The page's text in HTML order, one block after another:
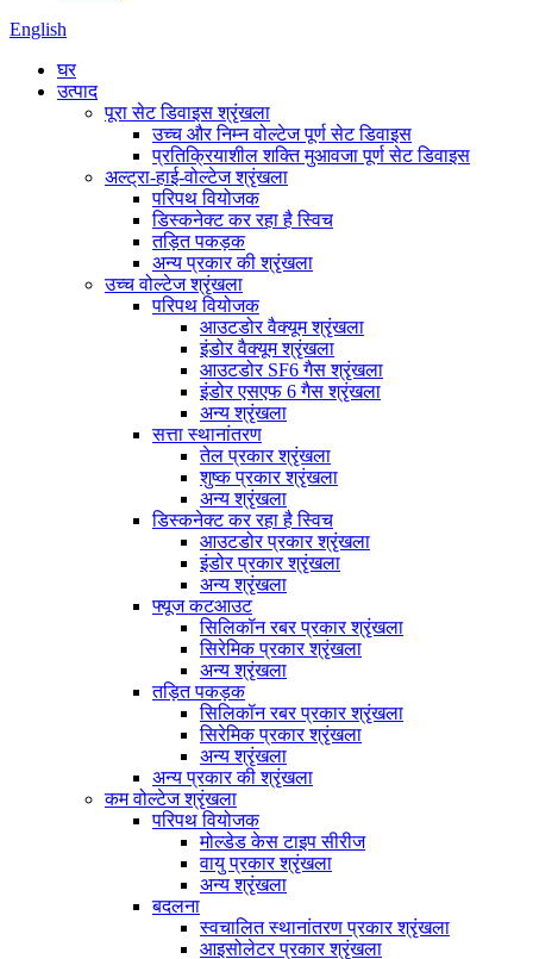
English
घर
उत्पाद
पूरा सेट डिवाइस श्रृंखला
उच्च और निम्न वोल्टेज पूर्ण सेट डिवाइस
प्रतिक्रियाशील शक्ति मुआवजा पूर्ण सेट डिवाइस
अल्ट्रा-हाई-वोल्टेज श्रृंखला
परिपथ वियोजक
डिस्कनेक्ट कर रहा है स्विच
तड़ित पकड़क
अन्य प्रकार की श्रृंखला
उच्च वोल्टेज श्रृंखला
परिपथ वियोजक
आउटडोर वैक्यूम श्रृंखला
इंडोर वैक्यूम श्रृंखला
आउटडोर SF6 गैस श्रृंखला
इंडोर एसएफ 6 गैस श्रृंखला
अन्य श्रृंखला
सत्ता स्थानांतरण
तेल प्रकार श्रृंखला
शुष्क प्रकार श्रृंखला
अन्य श्रृंखला
डिस्कनेक्ट कर रहा है स्विच
आउटडोर प्रकार श्रृंखला
इंडोर प्रकार श्रृंखला
अन्य श्रृंखला
फ्यूज कटआउट
सिलिकॉन रबर प्रकार श्रृंखला
सिरेमिक प्रकार श्रृंखला
अन्य श्रृंखला
तड़ित पकड़क
सिलिकॉन रबर प्रकार श्रृंखला
सिरेमिक प्रकार श्रृंखला
अन्य श्रृंखला
अन्य प्रकार की श्रृंखला
कम वोल्टेज श्रृंखला
परिपथ वियोजक
मोल्डेड केस टाइप सीरीज
वायु प्रकार श्रृंखला
अन्य श्रृंखला
बदलना
स्वचालित स्थानांतरण प्रकार श्रृंखला
आइसोलेटर प्रकार श्रृंखला